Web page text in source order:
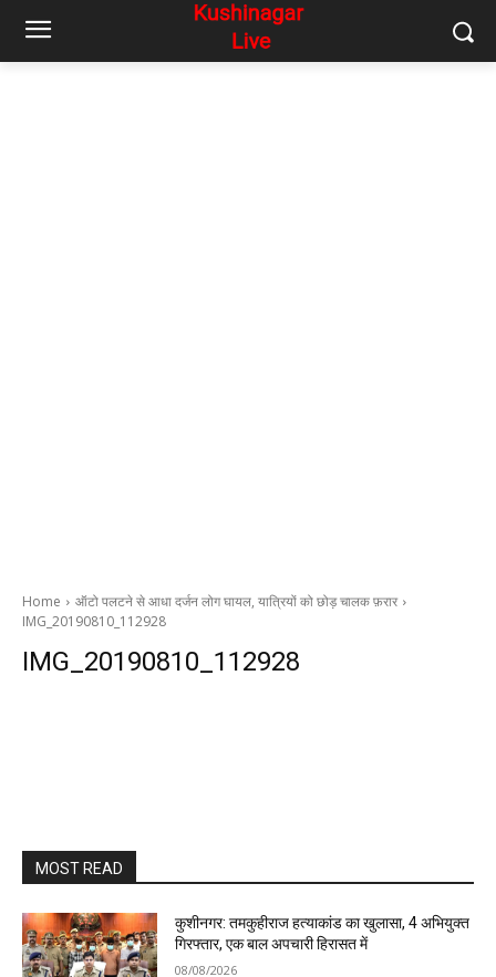
Home
ऑटो पलटने से आधा दर्जन लोग घायल, यात्रियों को छोड़ चालक फ़रार
IMG_20190810_112928
IMG_20190810_112928
MOST READ
कुशीनगर: तमकुहीराज हत्याकांड का खुलासा, 4 अभियुक्त
गिरफ्तार, एक बाल अपचारी हिरासत में
08/08/2026